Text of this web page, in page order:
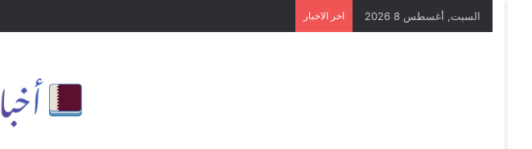
السبت, أغسطس 8 2026 اخر الاخبار